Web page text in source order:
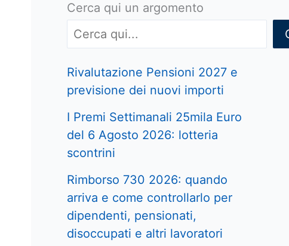
Cerca qui un argomento
Rivalutazione Pensioni 2027 e
previsione dei nuovi importi
I Premi Settimanali 25mila Euro
del 6 Agosto 2026: lotteria
scontrini
Rimborso 730 2026: quando
arriva e come controllarlo per
dipendenti, pensionati,
disoccupati e altri lavoratori